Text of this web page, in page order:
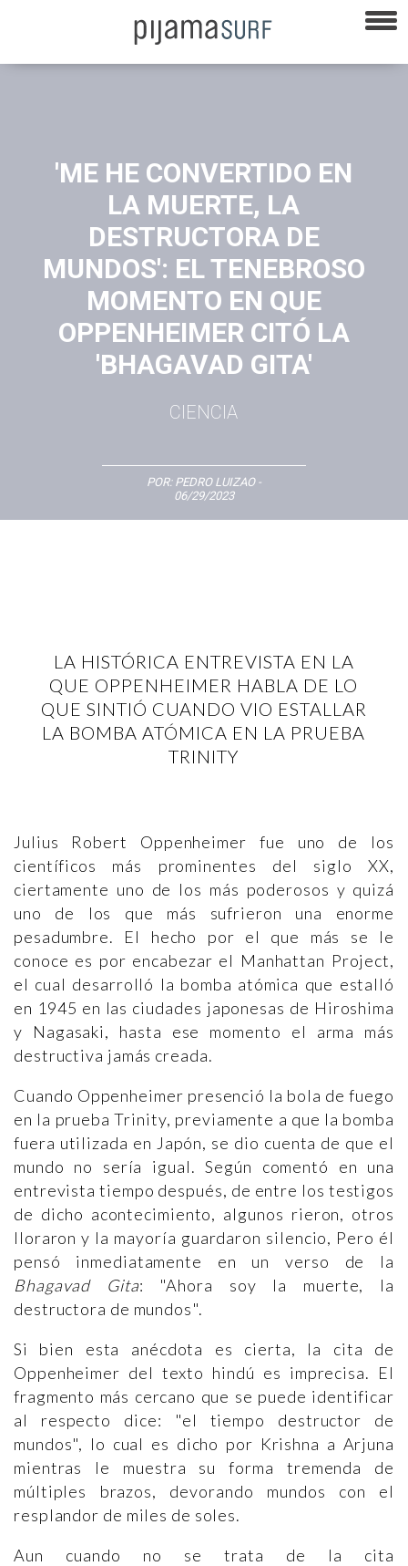
'ME HE CONVERTIDO EN
LA MUERTE, LA
DESTRUCTORA DE
MUNDOS': EL TENEBROSO
MOMENTO EN QUE
OPPENHEIMER CITÓ LA
'BHAGAVAD GITA'
CIENCIA
POR: PEDRO LUIZAO-
06/29/2023
LA HISTÓRICA ENTREVISTA EN LA
QUE OPPENHEIMER HABLA DE LO
QUE SINTIÓ CUANDO VIO ESTALLAR
LA BOMBA ATÓMICA EN LA PRUEBA
TRINITY
Julius Robert Oppenheimer fue uno de los
científicos más prominentes del siglo XX,
ciertamente uno de los más poderosos y quizá
uno de los que más sufrieron una enorme
pesadumbre. El hecho por el que más se le
conoce es por encabezar el Manhattan Project,
el cual desarrolló la bomba atómica que estalló
en 1945 en las ciudades japonesas de Hiroshima
y Nagasaki, hasta ese momento el arma más
destructiva jamás creada.
Cuando Oppenheimer presenció la bola de fuego
en la prueba Trinity, previamente a que la bomba
fuera utilizada en Japón, se dio cuenta de que el
mundo no sería igual. Según comentó en una
entrevista tiempo después, de entre los testigos
de dicho acontecimiento, algunos rieron, otros
lloraron y la mayoría guardaron silencio, Pero él
pensó inmediatamente en un verso de la
Bhagavad Gita: "Ahora soy la muerte, la
destructora de mundos".
Si bien esta anécdota es cierta, la cita de
Oppenheimer del texto hindú es imprecisa. El
fragmento más cercano que se puede identificar
al respecto dice: "el tiempo destructor de
mundos", lo cual es dicho por Krishna a Arjuna
mientras le muestra su forma tremenda de
múltiples brazos, devorando mundos con el
resplandor de miles de soles.
Aun cuando no se trata de la cita